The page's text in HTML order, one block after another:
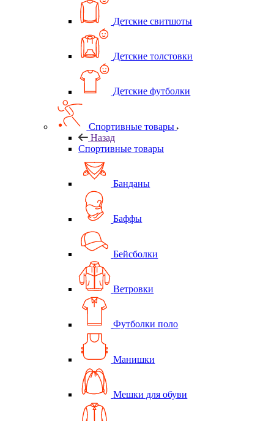
Детские свитшоты
Детские толстовки
Детские футболки
Спортивные товары
Назад
Спортивные товары
Банданы
Баффы
Бейсболки
Ветровки
Футболки поло
Манишки
Мешки для обуви